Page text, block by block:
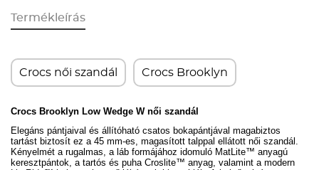
Termékleírás
Crocs női szandál Crocs Brooklyn
Crocs Brooklyn Low Wedge W női szandál
Elegáns pántjaival és állítóható csatos bokapántjával magabiztos
tartást biztosít ez a 45 mm-es, magasított talppal ellátott női szandál.
Kényelmét arugalmas, a láb formájához idomuló MatLite™ anyagú
keresztpántok, a tartós és puha Croslite™ anyag, valamint a modern